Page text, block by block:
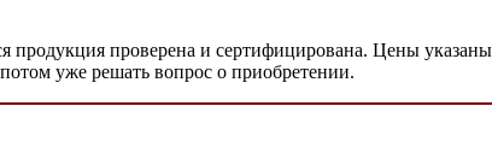
проверена и сертифицирована. Цены указаны
уже решать вопрос о приобретении.